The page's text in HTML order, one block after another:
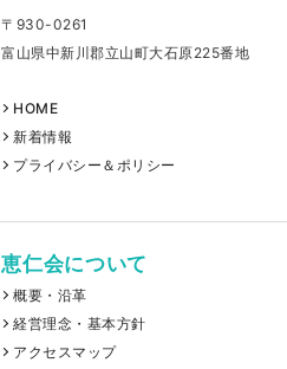
〒930-0261
富山県中新川郡立山町大石原225番地
HOME
新着情報
プライバシー＆ポリシー
恵仁会について
概要・沿革
経営理念・基本方針
アクセスマップ